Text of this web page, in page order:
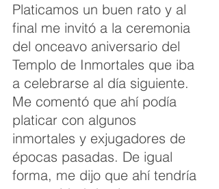
Platicamos un buen rato y al
final me invitó a la ceremonia
del onceavo aniversario del
Templo de Inmortales que iba
a celebrarse al día siguiente.
Me comentó que ahí podía
platicar con algunos
inmortales y exjugadores de
épocas pasadas. De igual
forma, me dijo que ahí tendría